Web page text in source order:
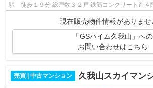
駅 徒歩１９分 総戸数３２戸 鉄筋コンクリート造４階建 昭和５８年４月完
現在販売物件情報がありませ
「GSハイム久我山」への
お問い合わせはこちら
売買 | 中古マンション 久我山スカイマン